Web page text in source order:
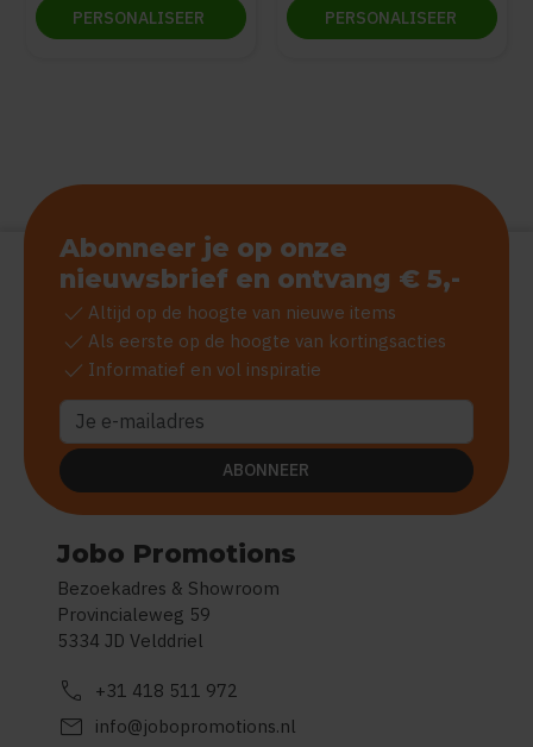
PERSONALISEER PERSONALISEER
Jobo Promotions
Bezoekadres & Showroom
Provincialeweg 59
5334 JD Velddriel
call +31 418 511 972
mail info@jobopromotions.nl
Abonneer je op onze
nieuwsbrief en ontvang € 5,-
check Altijd op de hoogte van nieuwe items
check Als eerste op de hoogte van kortingsacties
check Informatief en vol inspiratie
ABONNEER